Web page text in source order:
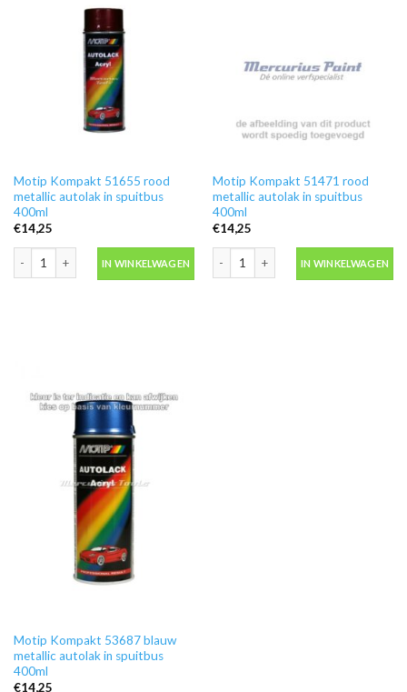
Motip Kompakt 51655 rood
metallic autolak in spuitbus
400ml
€14,25
Motip Kompakt 51655 rood metallic autolak in spuitbus 400ml aantal
IN WINKELWAGEN
Motip Kompakt 51471 rood
metallic autolak in spuitbus
400ml
€14,25
Motip Kompakt 51471 rood metallic
IN WINKELWAGEN
Motip Kompakt 53687 blauw
metallic autolak in spuitbus
400ml
€14,25